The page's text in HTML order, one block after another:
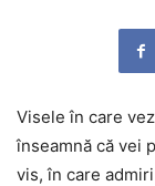
Visele în care
înseamnă că vei
vis, în care